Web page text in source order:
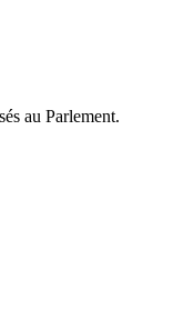
au Parlement.